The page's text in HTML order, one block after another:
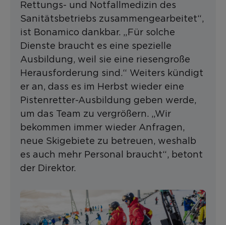
Rettungs- und Notfallmedizin des
Sanitätsbetriebs zusammengearbeitet“,
ist Bonamico dankbar. „Für solche
Dienste braucht es eine spezielle
Ausbildung, weil sie eine riesengroße
Herausforderung sind.“ Weiters kündigt
er an, dass es im Herbst wieder eine
Pistenretter-Ausbildung geben werde,
um das Team zu vergrößern. „Wir
bekommen immer wieder Anfragen,
neue Skigebiete zu betreuen, weshalb
es auch mehr Personal braucht“, betont
der Direktor.